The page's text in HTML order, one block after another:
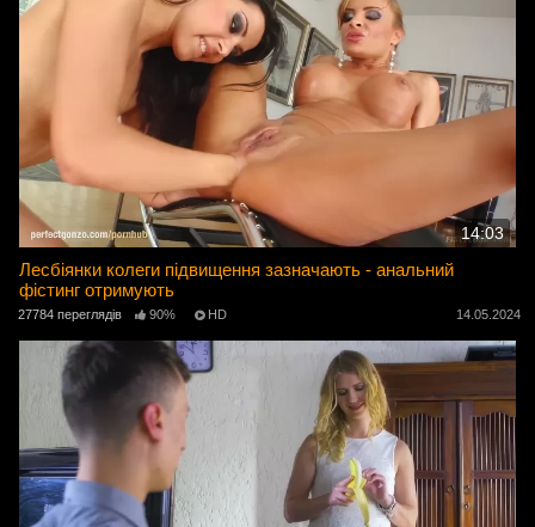
14:03
Лесбіянки колеги підвищення зазначають - анальний
фістинг отримують
27784 переглядів 90% HD 14.05.2024